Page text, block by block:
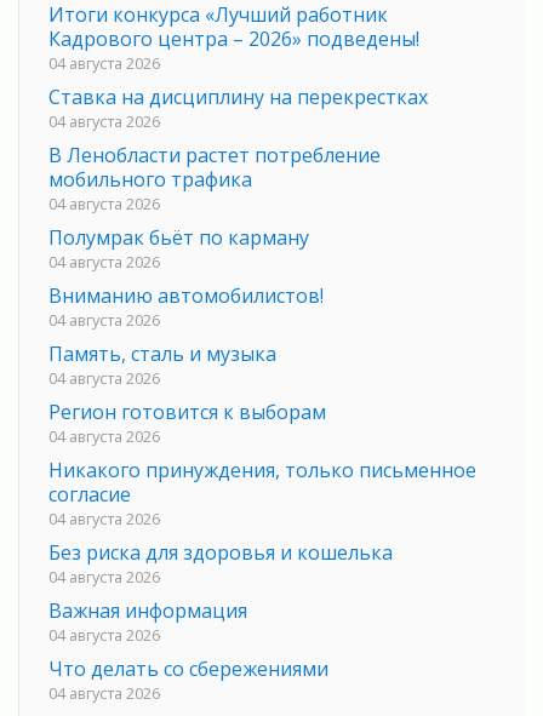
Итоги конкурса «Лучший работник
Кадрового центра – 2026» подведены!
04 августа 2026
Ставка на дисциплину на перекрестках
04 августа 2026
В Ленобласти растет потребление
мобильного трафика
04 августа 2026
Полумрак бьёт по карману
04 августа 2026
Вниманию автомобилистов!
04 августа 2026
Память, сталь и музыка
04 августа 2026
Регион готовится к выборам
04 августа 2026
Никакого принуждения, только письменное
согласие
04 августа 2026
Без риска для здоровья и кошелька
04 августа 2026
Важная информация
04 августа 2026
Что делать со сбережениями
04 августа 2026